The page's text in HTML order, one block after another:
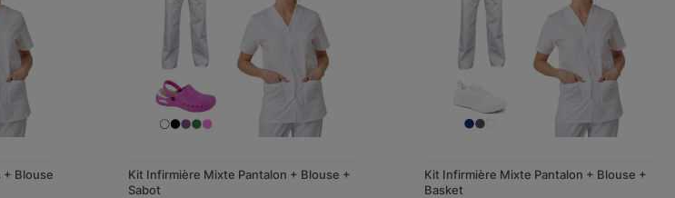
+ Blouse
Kit Infirmière Mixte Pantalon + Blouse +
Sabot
Kit Infirmière Mixte Pantalon + Blouse +
Basket